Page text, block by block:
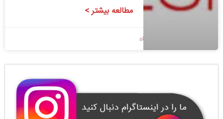
مطالعه بیشتر >
بدون دیدگاه